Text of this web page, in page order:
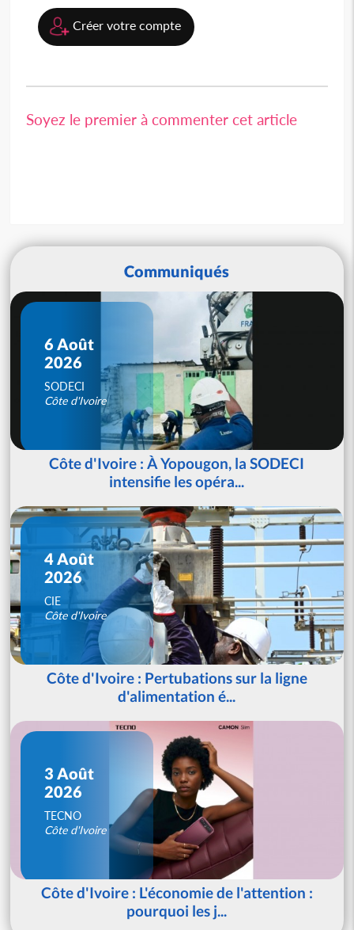
Créer votre compte
Soyez le premier à commenter cet article
Communiqués
6 Août
2026
SODECI
Côte d'Ivoire
Côte d'Ivoire : À Yopougon, la SODECI
intensifie les opéra...
4 Août
2026
CIE
Côte d'Ivoire
Côte d'Ivoire : Pertubations sur la ligne
d'alimentation é...
3 Août
2026
TECNO
Côte d'Ivoire
Côte d'Ivoire : L'économie de l'attention :
pourquoi les j...